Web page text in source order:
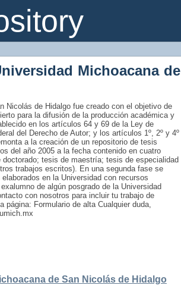
Michoacana de
Nicolás de Hidalgo fue creado con el objetivo de
para la difusión de la producción académica y
en los artículos 64 y 69 de la Ley de
del Derecho de Autor; y los artículos 1º, 2º y 4º
a la creación de un repositorio de tesis
del año 2005 a la fecha contenido en cuatro
tesis de maestría; tesis de especialidad
trabajos escritos). En una segunda fase se
en la Universidad con recursos
de algún posgrado de la Universidad
con nosotros para incluir tu trabajo de
Formulario de alta Cualquier duda,
de San Nicolás de Hidalgo